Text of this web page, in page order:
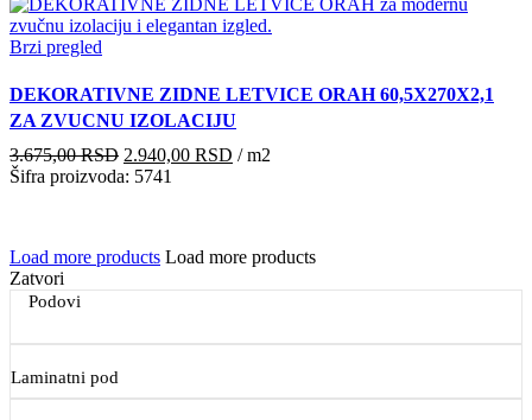
Brzi pregled
DEKORATIVNE ZIDNE LETVICE ORAH 60,5X270X2,1
ZA ZVUCNU IZOLACIJU
3.675,00RSD Originalna
cena
2.940,00 RSD Trenutna
/ m2
Šifra proizvoda: 5741
Load more products Load more products
Zatvori
Podovi
Laminatni pod